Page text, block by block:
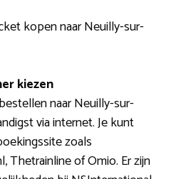
kopen naar Neuilly-sur-
kiezen
naar Neuilly-sur-
via internet. Je kunt
zoals
Thetrainline of Omio. Er zijn